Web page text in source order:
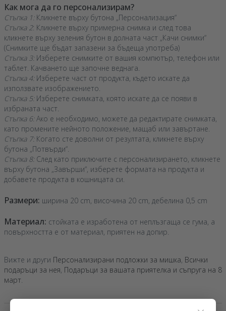
Как мога да го персонализирам?
Стъпка 1:Кликнете върху бутона „Персонализация“
Стъпка 2: Кликнете върху примерна снимка и след това
кликнете върху зеления бутон в долната част „Качи снимки“
(Снимките ще бъдат запазени за бъдеща употреба)
Стъпка 3:Изберете снимките от вашия компютър, телефон или
таблет. Качването ще започне веднага.
Стъпка 4:Изберете част от продукта, където искате да
използвате изображението.
Стъпка 5:Изберете снимката, която искате да се появи в
избраната част.
Стъпка 6:Ако е необходимо, можете да редактирате снимката,
като промените нейното положение, мащаб или завъртане.
Стъпка 7:Когато сте доволни от резултата, кликнете върху
бутона „Потвърди“.
Стъпка 8:След като приключите с персонализирането, кликнете
върху бутона „Завърши“, изберете формата на продукта и
добавете продукта в кошницата си.
Размери: ширина 20 cm, височина 20 cm, дебелина 0,5 cm
Материал: стойката е изработена от неплъзгаща се гума, а
повърхността е от материал, приятен на допир.
Вижте и други Персонализирани подложки за мишка, Всички
подаръци за нея, Подаръци за вашата приятелка и съпруга на 8
март.